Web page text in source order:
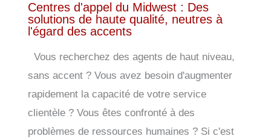
Centres d'appel du Midwest : Des
solutions de haute qualité, neutres à
l'égard des accents
Vous recherchez des agents de haut niveau,
sans accent ? Vous avez besoin d'augmenter
rapidement la capacité de votre service
clientèle ? Vous êtes confronté à des
problèmes de ressources humaines ? Si c'est